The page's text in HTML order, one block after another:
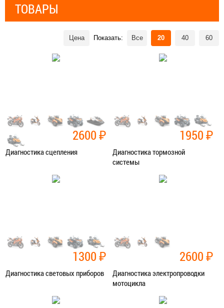
ТОВАРЫ
Показать: Все 20 40 60
Цена
2600₽
Диагностика сцепления
Диагностика
1950₽
Диагностика тормозной
системы
Диагностика
1300₽
Диагностика световых приборов
Диагностика
2600₽
Диагностика электропроводки
мотоцикла
Диагностика